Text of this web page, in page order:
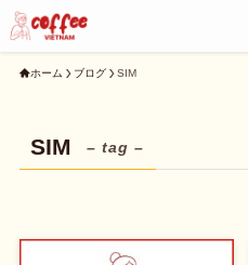
ホーム ブログ SIM
SIM – tag –